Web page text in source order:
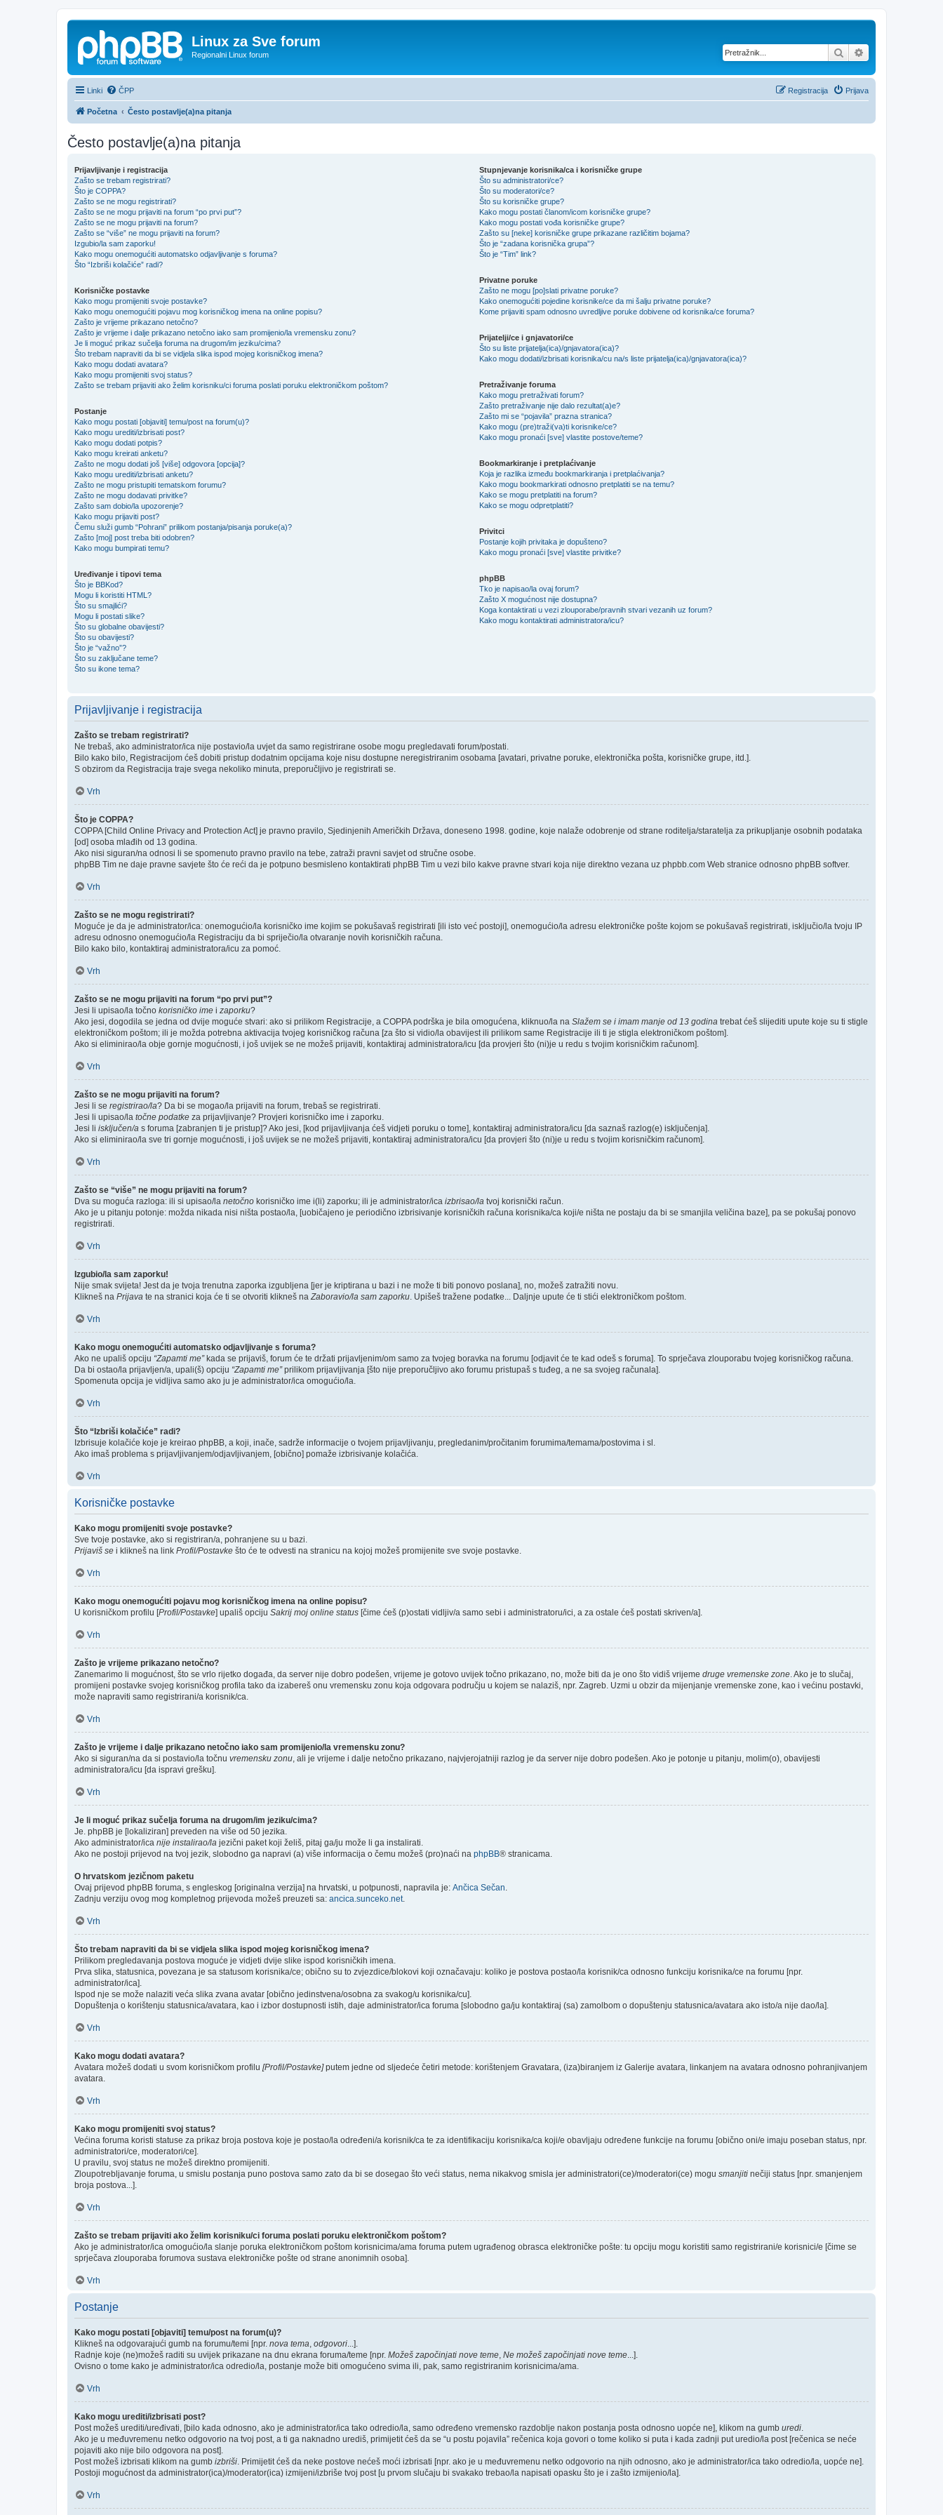
Linux za Sve forum
Regionalni Linux forum Pretražnik
Linki ČPP Prijava
Registracija
Početna Često postavlje(a)na pitanja
Često postavlje(a)na pitanja
Prijavljivanje i registracija
Zašto se trebam registrirati?
Što je COPPA?
Zašto se ne mogu registrirati?
Zašto se ne mogu prijaviti na forum “po prvi put”?
Zašto se ne mogu prijaviti na forum?
Zašto se “više” ne mogu prijaviti na forum?
Izgubio/la sam zaporku!
Kako mogu onemogućiti automatsko odjavljivanje s foruma?
Što “Izbriši kolačiće” radi?
Korisničke postavke
Kako mogu promijeniti svoje postavke?
Kako mogu onemogućiti pojavu mog korisničkog imena na online popisu?
Zašto je vrijeme prikazano netočno?
Zašto je vrijeme i dalje prikazano netočno iako sam promijenio/la vremensku zonu?
Je li moguć prikaz sučelja foruma na drugom/im jeziku/cima?
Što trebam napraviti da bi se vidjela slika ispod mojeg korisničkog imena?
Kako mogu dodati avatara?
Kako mogu promijeniti svoj status?
Zašto se trebam prijaviti ako želim korisniku/ci foruma poslati poruku elektroničkom poštom?
Postanje
Kako mogu postati [objaviti] temu/post na forum(u)?
Kako mogu urediti/izbrisati post?
Kako mogu dodati potpis?
Kako mogu kreirati anketu?
Zašto ne mogu dodati još [više] odgovora [opcija]?
Kako mogu urediti/izbrisati anketu?
Zašto ne mogu pristupiti tematskom forumu?
Zašto ne mogu dodavati privitke?
Zašto sam dobio/la upozorenje?
Kako mogu prijaviti post?
Čemu služi gumb “Pohrani” prilikom postanja/pisanja poruke(a)?
Zašto [moj] post treba biti odobren?
Kako mogu bumpirati temu?
Uređivanje i tipovi tema
Što je BBKod?
Mogu li koristiti HTML?
Što su smajlići?
Mogu li postati slike?
Što su globalne obavijesti?
Što su obavijesti?
Što je “važno”?
Što su zaključane teme?
Što su ikone tema?
Stupnjevanje korisnika/ca i korisničke grupe
Što su administratori/ce?
Što su moderatori/ce?
Što su korisničke grupe?
Kako mogu postati članom/icom korisničke grupe?
Kako mogu postati vođa korisničke grupe?
Zašto su [neke] korisničke grupe prikazane različitim bojama?
Što je “zadana korisnička grupa”?
Što je “Tim” link?
Privatne poruke
Zašto ne mogu [po]slati privatne poruke?
Kako onemogućiti pojedine korisnike/ce da mi šalju privatne poruke?
Kome prijaviti spam odnosno uvredljive poruke dobivene od korisnika/ce foruma?
Prijatelji/ce i gnjavatori/ce
Što su liste prijatelja(ica)/gnjavatora(ica)?
Kako mogu dodati/izbrisati korisnika/cu na/s liste prijatelja(ica)/gnjavatora(ica)?
Pretraživanje foruma
Kako mogu pretraživati forum?
Zašto pretraživanje nije dalo rezultat(a)e?
Zašto mi se “pojavila” prazna stranica?
Kako mogu (pre)traži(va)ti korisnike/ce?
Kako mogu pronaći [sve] vlastite postove/teme?
Bookmarkiranje i pretplaćivanje
Koja je razlika između bookmarkiranja i pretplaćivanja?
Kako mogu bookmarkirati odnosno pretplatiti se na temu?
Kako se mogu pretplatiti na forum?
Kako se mogu odpretplatiti?
Privitci
Postanje kojih privitaka je dopušteno?
Kako mogu pronaći [sve] vlastite privitke?
phpBB
Tko je napisao/la ovaj forum?
Zašto X mogućnost nije dostupna?
Koga kontaktirati u vezi zlouporabe/pravnih stvari vezanih uz forum?
Kako mogu kontaktirati administratora/icu?
Prijavljivanje i registracija
Zašto se trebam registrirati?
Ne trebaš, ako administrator/ica nije postavio/la uvjet da samo registrirane osobe mogu pregledavati forum/postati.
Bilo kako bilo, Registracijom ćeš dobiti pristup dodatnim opcijama koje nisu dostupne neregistriranim osobama [avatari, privatne poruke, elektronička pošta, korisničke grupe, itd.].
S obzirom da Registracija traje svega nekoliko minuta, preporučljivo je registrirati se.
Vrh
Što je COPPA?
COPPA [Child Online Privacy and Protection Act] je pravno pravilo, Sjedinjenih Američkih Država, doneseno 1998. godine, koje nalaže odobrenje od strane roditelja/staratelja za prikupljanje osobnih podataka
[od] osoba mlađih od 13 godina.
Ako nisi siguran/na odnosi li se spomenuto pravno pravilo na tebe, zatraži pravni savjet od stručne osobe.
phpBB Tim ne daje pravne savjete što će reći da je potpuno besmisleno kontaktirati phpBB Tim u vezi bilo kakve pravne stvari koja nije direktno vezana uz phpbb.com Web stranice odnosno phpBB softver.
Vrh
Zašto se ne mogu registrirati?
Moguće je da je administrator/ica: onemogućio/la korisničko ime kojim se pokušavaš registrirati [ili isto već postoji], onemogućio/la adresu elektroničke pošte kojom se pokušavaš registrirati, isključio/la tvoju IP
adresu odnosno onemogućio/la Registraciju da bi spriječio/la otvaranje novih korisničkih računa.
Bilo kako bilo, kontaktiraj administratora/icu za pomoć.
Vrh
Zašto se ne mogu prijaviti na forum “po prvi put”?
Jesi li upisao/la točno korisničko ime i zaporku?
Ako jesi, dogodila se jedna od dvije moguće stvari: ako si prilikom Registracije, a COPPA podrška je bila omogućena, kliknuo/la na Slažem se i imam manje od 13 godina trebat ćeš slijediti upute koje su ti stigle
elektroničkom poštom; ili je možda potrebna aktivacija tvojeg korisničkog računa [za što si vidio/la obavijest ili prilikom same Registracije ili ti je stigla elektroničkom poštom].
Ako si eliminirao/la obje gornje mogućnosti, i još uvijek se ne možeš prijaviti, kontaktiraj administratora/icu [da provjeri što (ni)je u redu s tvojim korisničkim računom].
Vrh
Zašto se ne mogu prijaviti na forum?
Jesi li se registrirao/la? Da bi se mogao/la prijaviti na forum, trebaš se registrirati.
Jesi li upisao/la točne podatke za prijavljivanje? Provjeri korisničko ime i zaporku.
Jesi li isključen/a s foruma [zabranjen ti je pristup]? Ako jesi, [kod prijavljivanja ćeš vidjeti poruku o tome], kontaktiraj administratora/icu [da saznaš razlog(e) isključenja].
Ako si eliminirao/la sve tri gornje mogućnosti, i još uvijek se ne možeš prijaviti, kontaktiraj administratora/icu [da provjeri što (ni)je u redu s tvojim korisničkim računom].
Vrh
Zašto se “više” ne mogu prijaviti na forum?
Dva su moguća razloga: ili si upisao/la netočno korisničko ime i(li) zaporku; ili je administrator/ica izbrisao/la tvoj korisnički račun.
Ako je u pitanju potonje: možda nikada nisi ništa postao/la, [uobičajeno je periodično izbrisivanje korisničkih računa korisnika/ca koji/e ništa ne postaju da bi se smanjila veličina baze], pa se pokušaj ponovo
registrirati.
Vrh
Izgubio/la sam zaporku!
Nije smak svijeta! Jest da je tvoja trenutna zaporka izgubljena [jer je kriptirana u bazi i ne može ti biti ponovo poslana], no, možeš zatražiti novu.
Klikneš na Prijava te na stranici koja će ti se otvoriti klikneš na Zaboravio/la sam zaporku . Upišeš tražene podatke... Daljnje upute će ti stići elektroničkom poštom.
Vrh
Kako mogu onemogućiti automatsko odjavljivanje s foruma?
Ako ne upališ opciju “Zapamti me”kada se prijaviš, forum će te držati prijavljenim/om samo za tvojeg boravka na forumu [odjavit će te kad odeš s foruma]. To sprječava zlouporabu tvojeg korisničkog računa.
Da bi ostao/la prijavljen/a, upali(š) opciju “Zapamti me”prilikom prijavljivanja [što nije preporučljivo ako forumu pristupaš s tuđeg, a ne sa svojeg računala].
Spomenuta opcija je vidljiva samo ako ju je administrator/ica omogućio/la.
Vrh
Što “Izbriši kolačiće” radi?
Izbrisuje kolačiće koje je kreirao phpBB, a koji, inače, sadrže informacije o tvojem prijavljivanju, pregledanim/pročitanim forumima/temama/postovima i sl.
Ako imaš problema s prijavljivanjem/odjavljivanjem, [obično] pomaže izbrisivanje kolačića.
Vrh
Korisničke postavke
Kako mogu promijeniti svoje postavke?
Sve tvoje postavke, ako si registriran/a, pohranjene su u bazi.
Prijaviš se i klikneš na link Profil/Postavke što će te odvesti na stranicu na kojoj možeš promijenite sve svoje postavke.
Vrh
Kako mogu onemogućiti pojavu mog korisničkog imena na online popisu?
U korisničkom profilu [Profil/Postavke] upališ opciju Sakrij moj online status [čime ćeš (p)ostati vidljiv/a samo sebi i administratoru/ici, a za ostale ćeš postati skriven/a].
Vrh
Zašto je vrijeme prikazano netočno?
Zanemarimo li mogućnost, što se vrlo rijetko događa, da server nije dobro podešen, vrijeme je gotovo uvijek točno prikazano, no, može biti da je ono što vidiš vrijeme druge vremenske zone . Ako je to slučaj,
promijeni postavke svojeg korisničkog profila tako da izabereš onu vremensku zonu koja odgovara području u kojem se nalaziš, npr. Zagreb. Uzmi u obzir da mijenjanje vremenske zone, kao i većinu postavki,
može napraviti samo registrirani/a korisnik/ca.
Vrh
Zašto je vrijeme i dalje prikazano netočno iako sam promijenio/la vremensku zonu?
Ako si siguran/na da si postavio/la točnu vremensku zonu , ali je vrijeme i dalje netočno prikazano, najvjerojatniji razlog je da server nije dobro podešen. Ako je potonje u pitanju, molim(o), obavijesti
administratora/icu [da ispravi grešku].
Vrh
Je li moguć prikaz sučelja foruma na drugom/im jeziku/cima?
Je. phpBB je [lokaliziran] preveden na više od 50 jezika.
Ako administrator/ica nije instalirao/la jezični paket koji želiš, pitaj ga/ju može li ga instalirati.
Ako ne postoji prijevod na tvoj jezik, slobodno ga napravi (a) više informacija o čemu možeš (pro)naći na phpBB® stranicama.
O hrvatskom jezičnom paketu
Ovaj prijevod phpBB foruma, s engleskog [originalna verzija] na hrvatski, u potpunosti, napravila je: Ančica Sečan
Zadnju verziju ovog mog kompletnog prijevoda možeš preuzeti sa: ancica.sunceko.net.
Vrh
Što trebam napraviti da bi se vidjela slika ispod mojeg korisničkog imena?
Prilikom pregledavanja postova moguće je vidjeti dvije slike ispod korisničkih imena.
Prva slika, statusnica, povezana je sa statusom korisnika/ce; obično su to zvjezdice/blokovi koji označavaju: koliko je postova postao/la korisnik/ca odnosno funkciju korisnika/ce na forumu [npr.
administrator/ica].
Ispod nje se može nalaziti veća slika zvana avatar [obično jedinstvena/osobna za svakog/u korisnika/cu].
Dopuštenja o korištenju statusnica/avatara, kao i izbor dostupnosti istih, daje administrator/ica foruma [slobodno ga/ju kontaktiraj (sa) zamolbom o dopuštenju statusnica/avatara ako isto/a nije dao/la].
Vrh
Kako mogu dodati avatara?
Avatara možeš dodati u svom korisničkom profilu [Profil/Postavke]putem jedne od sljedeće četiri metode: korištenjem Gravatara, (iza)biranjem iz Galerije avatara, linkanjem na avatara odnosno pohranjivanjem
avatara.
Vrh
Kako mogu promijeniti svoj status?
Većina foruma koristi statuse za prikaz broja postova koje je postao/la određeni/a korisnik/ca te za identifikaciju korisnika/ca koji/e obavljaju određene funkcije na forumu [obično oni/e imaju poseban status, npr.
administratori/ce, moderatori/ce].
U pravilu, svoj status ne možeš direktno promijeniti.
Zloupotrebljavanje foruma, u smislu postanja puno postova samo zato da bi se dosegao što veći status, nema nikakvog smisla jer administratori(ce)/moderatori(ce) mogu smanjiti nečiji status [npr. smanjenjem
broja postova...].
Vrh
Zašto se trebam prijaviti ako želim korisniku/ci foruma poslati poruku elektroničkom poštom?
Ako je administrator/ica omogućio/la slanje poruka elektroničkom poštom korisnicima/ama foruma putem ugrađenog obrasca elektroničke pošte: tu opciju mogu koristiti samo registrirani/e korisnici/e [čime se
sprječava zlouporaba forumova sustava elektroničke pošte od strane anonimnih osoba].
Vrh
Postanje
Kako mogu postati [objaviti] temu/post na forum(u)?
Klikneš na odgovarajući gumb na forumu/temi [npr. nova tema odgovori ...].
Radnje koje (ne)možeš raditi su uvijek prikazane na dnu ekrana foruma/teme [npr. Možeš započinjati nove teme Ne možeš započinjati nove teme ...].
Ovisno o tome kako je administrator/ica odredio/la, postanje može biti omogućeno svima ili, pak, samo registriranim korisnicima/ama.
Vrh
Kako mogu urediti/izbrisati post?
Post možeš urediti/uređivati, [bilo kada odnosno, ako je administrator/ica tako odredio/la, samo određeno vremensko razdoblje nakon postanja posta odnosno uopće ne], klikom na gumb uredi
Ako je u međuvremenu netko odgovorio na tvoj post, a ti ga naknadno urediš, primijetit ćeš da se “u postu pojavila” rečenica koja govori o tome koliko si puta i kada zadnji put uredio/la post [rečenica se neće
pojaviti ako nije bilo odgovora na post].
Post možeš izbrisati klikom na gumb izbriši . Primijetit ćeš da neke postove nećeš moći izbrisati [npr. ako je u međuvremenu netko odgovorio na njih odnosno, ako je administrator/ica tako odredio/la, uopće ne].
Postoji mogućnost da administrator(ica)/moderator(ica) izmijeni/izbriše tvoj post [u prvom slučaju bi svakako trebao/la napisati opasku što je i zašto izmijenio/la].
Vrh